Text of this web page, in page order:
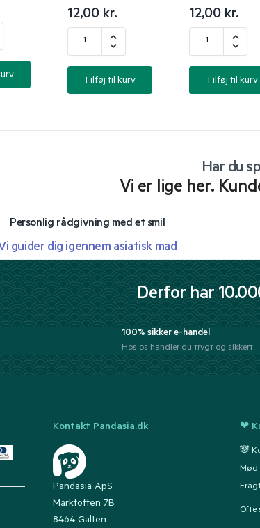
12,00 kr.
Tilføj til kurv
12,00 kr.
Tilføj til kurv
Har du
Vi er lige her.
Personlig rådgivning med et smil
guider dig igennem asiatisk mad
Derfor har
100% sikker e-handel
Hos os handler du trygt og sikkert
Kontakt Pandasia.dk
Pandasia ApS
Marktoften 7B
8464 Galten
❤
🐼
Mød
Ofte